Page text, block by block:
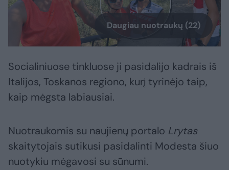
Daugiau nuotraukų (22)
Socialiniuose tinkluose ji pasidalijo kadrais iš
Italijos, Toskanos regiono, kurį tyrinėjo taip,
kaip mėgsta labiausiai.
Nuotraukomis su naujienų portalo Lrytas
skaitytojais sutikusi pasidalinti Modesta šiuo
nuotykiu mėgavosi su sūnumi.